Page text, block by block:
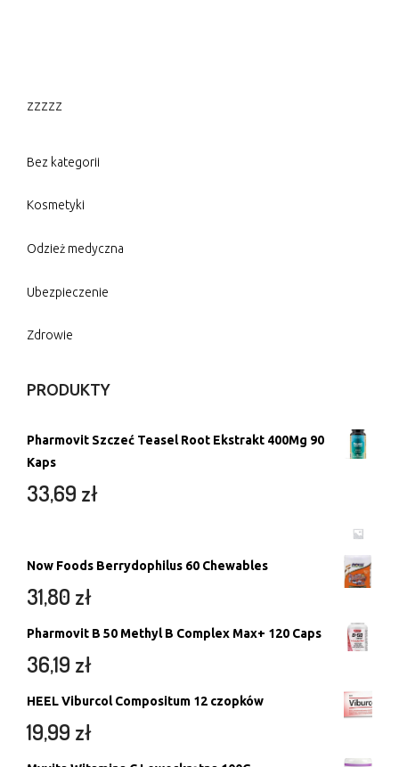
zzzzz
Bez kategorii
Kosmetyki
Odzież medyczna
Ubezpieczenie
Zdrowie
PRODUKTY
Pharmovit Szczeć Teasel Root Ekstrakt 400Mg 90
Kaps
33,69 zł
Now Foods Berrydophilus 60 Chewables
31,80 zł
Pharmovit B 50 Methyl B Complex Max+ 120 Caps
36,19 zł
HEEL Viburcol Compositum 12 czopków
19,99 zł